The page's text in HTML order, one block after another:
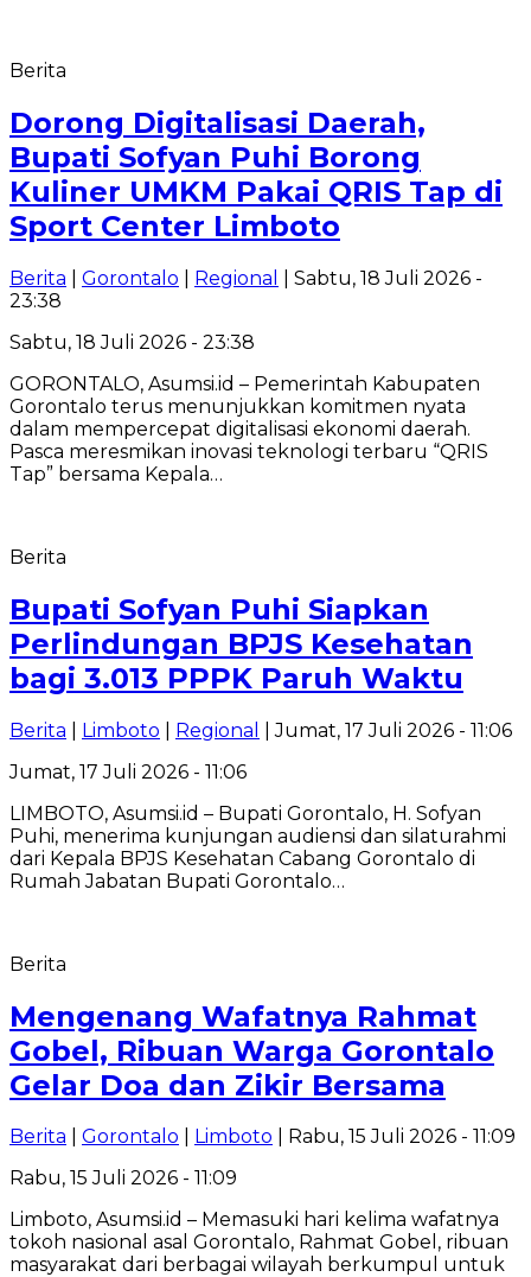
Berita
Dorong Digitalisasi Daerah,
Bupati Sofyan Puhi Borong
Kuliner UMKM Pakai QRIS Tap di
Sport Center Limboto
Berita Gorontalo Regional
| Sabtu, 18 Juli 2026 -
23:38
Sabtu, 18 Juli 2026 - 23:38
GORONTALO, Asumsi.id – Pemerintah Kabupaten
Gorontalo terus menunjukkan komitmen nyata
dalam mempercepat digitalisasi ekonomi daerah.
Pasca meresmikan inovasi teknologi terbaru “QRIS
Tap” bersama Kepala…
Berita
Bupati Sofyan Puhi Siapkan
Perlindungan BPJS Kesehatan
bagi 3.013 PPPK Paruh Waktu
Berita Limboto Regional
| Jumat, 17 Juli 2026 - 11:06
Jumat, 17 Juli 2026 - 11:06
LIMBOTO, Asumsi.id – Bupati Gorontalo, H. Sofyan
Puhi, menerima kunjungan audiensi dan silaturahmi
dari Kepala BPJS Kesehatan Cabang Gorontalo di
Rumah Jabatan Bupati Gorontalo…
Berita
Mengenang Wafatnya Rahmat
Gobel, Ribuan Warga Gorontalo
Gelar Doa dan Zikir Bersama
Berita Gorontalo Limboto | Rabu, 15 Juli 2026 - 11:09
Rabu, 15 Juli 2026 - 11:09
Limboto, Asumsi.id – Memasuki hari kelima wafatnya
tokoh nasional asal Gorontalo, Rahmat Gobel, ribuan
masyarakat dari berbagai wilayah berkumpul untuk